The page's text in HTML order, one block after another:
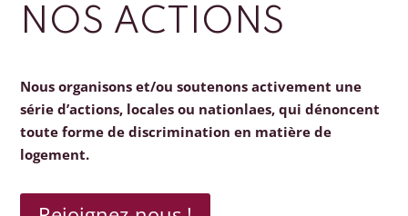
NOS ACTIONS
Nous organisons et/ou soutenons activement une
série d’actions, locales ou nationlaes, qui dénoncent
toute forme de discrimination en matière de
logement.